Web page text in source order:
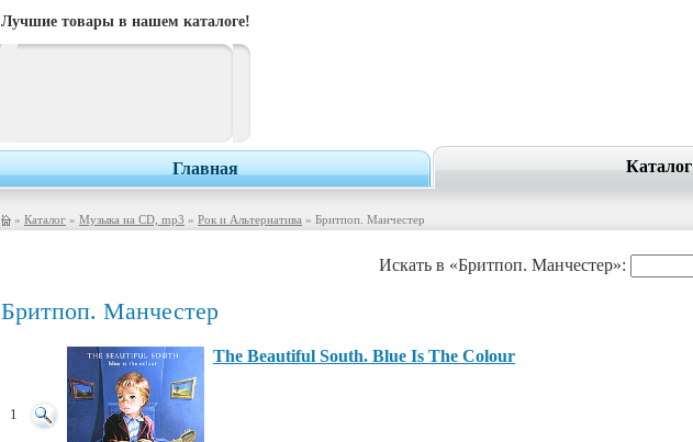
Лучшие товары в нашем каталоге!
Главная Каталог
» Каталог » Музыка на CD, mp3 » Рок и Альтернатива » Бритпоп. Манчестер
Искать в «Бритпоп. Манчестер»:
Бритпоп. Манчестер
1
The Beautiful South. Blue Is The Colour